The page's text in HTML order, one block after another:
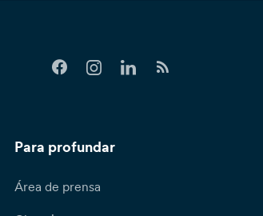
Para profundar
Área de prensa